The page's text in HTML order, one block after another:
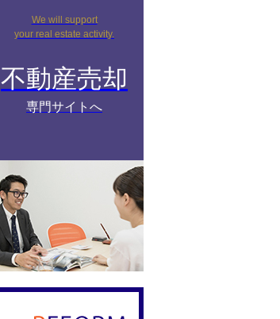
We will support
your real estate activity.
不動産売却
専門サイトへ